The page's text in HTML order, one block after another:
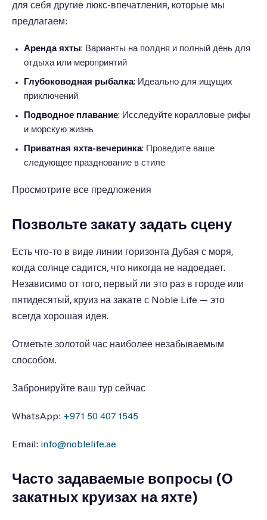
для себя другие люкс-впечатления, которые мы
предлагаем:
Аренда яхты: Варианты на полдня и полный день для
отдыха или мероприятий
Глубоководная рыбалка: Идеально для ищущих
приключений
Подводное плавание: Исследуйте коралловые рифы
и морскую жизнь
Приватная яхта-вечеринка: Проведите ваше
следующее празднование в стиле
Просмотрите все предложения
Позвольте закату задать сцену
Есть что-то в виде линии горизонта Дубая с моря,
когда солнце садится, что никогда не надоедает.
Независимо от того, первый ли это раз в городе или
пятидесятый, круиз на закате с Noble Life — это
всегда хорошая идея.
Отметьте золотой час наиболее незабываемым
способом.
Забронируйте ваш тур сейчас
WhatsApp: +971 50 407 1545
Email: info@noblelife.ae
Часто задаваемые вопросы (О
закатных круизах на яхте)